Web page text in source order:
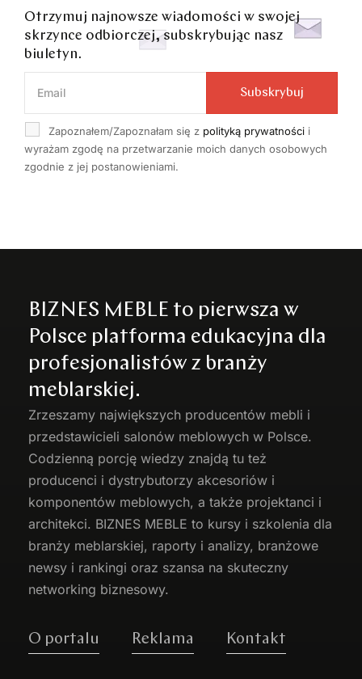
Otrzymuj najnowsze wiadomości w swojej
skrzynce odbiorczej, subskrybując nasz
biuletyn.
Zapoznałem/Zapoznałam się z polityką prywatności i
wyrażam zgodę na przetwarzanie moich danych osobowych
zgodnie z jej postanowieniami.
Subskrybuj
BIZNES MEBLE to pierwsza w
Polsce platforma edukacyjna dla
profesjonalistów z branży
meblarskiej.
Zrzeszamy największych producentów mebli i
przedstawicieli salonów meblowych w Polsce.
Codzienną porcję wiedzy znajdą tu też
producenci i dystrybutorzy akcesoriów i
komponentów meblowych, a także projektanci i
architekci. BIZNES MEBLE to kursy i szkolenia dla
branży meblarskiej, raporty i analizy, branżowe
newsy i rankingi oraz szansa na skuteczny
networking biznesowy.
O portalu Reklama Kontakt